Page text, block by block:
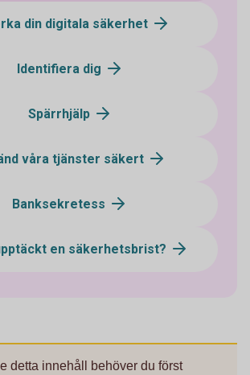
din digitala säkerhet
Identifiera dig
Spärrhjälp
våra tjänster säkert
Banksekretess
en säkerhetsbrist?
detta innehåll behöver du först